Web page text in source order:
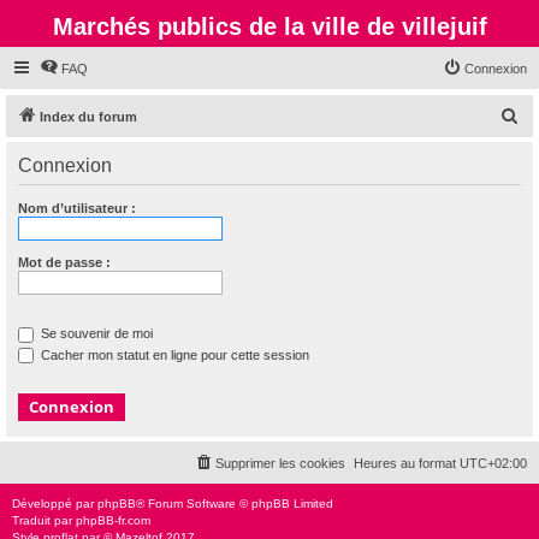
Marchés publics de la ville de villejuif
FAQ Connexion
Index du forum
Connexion
Nom d’utilisateur :
Mot de passe :
Se souvenir de moi
Cacher mon statut en ligne pour cette session
Heures au format UTC+02:00
Supprimer les cookies
Développé parphpBB® Forum Software © phpBB Limited
Traduit parphpBB-fr.com